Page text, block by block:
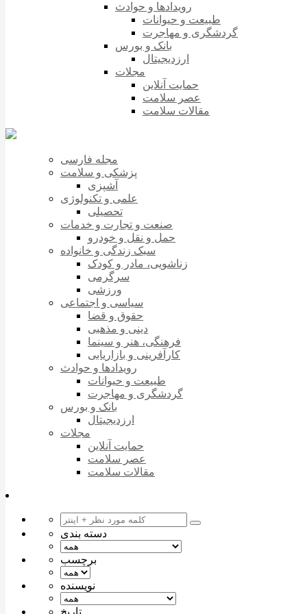
رویدادها و حوادث
طبیعت و حیوانات
گردشگری و مهاجرت
بانک و بورس
ارزدیجیتال
مجلات
حمایت آنلاین
عصر سلامت
مقالات سلامت
مجله فارسی
پزشکی و سلامت
آشپزی
علمی و تکنولوژی
تحصیلی
صنعت و تجارت و خدمات
حمل و نقل و خودرو
سبک زندگی و خانواده
زناشویی، مادر و کودک
سرگرمی
ورزشی
سیاسی و اجتماعی
حقوق و قضا
دینی و مذهبی
فرهنگی، هنر و سینما
کارآفرینی و بازاریابی
رویدادها و حوادث
طبیعت و حیوانات
گردشگری و مهاجرت
بانک و بورس
ارزدیجیتال
مجلات
حمایت آنلاین
عصر سلامت
مقالات سلامت
دسته بندی
برچسب
نویسنده
تاریخ